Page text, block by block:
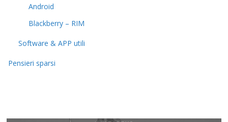
Android
Blackberry – RIM
Software & APP utili
Pensieri sparsi